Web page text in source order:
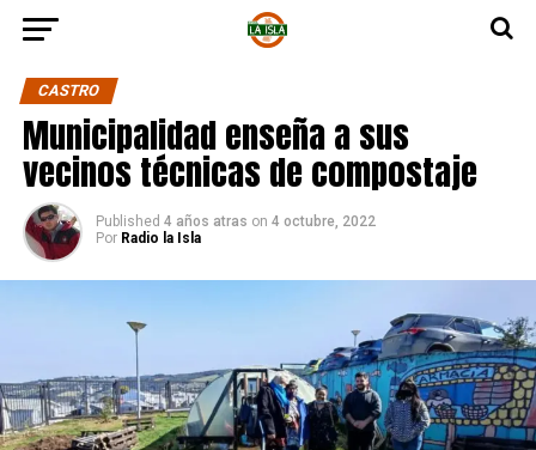
CASTRO
Municipalidad enseña a sus
vecinos técnicas de compostaje
Published 4 años atras on 4 octubre, 2022
Por Radio la Isla